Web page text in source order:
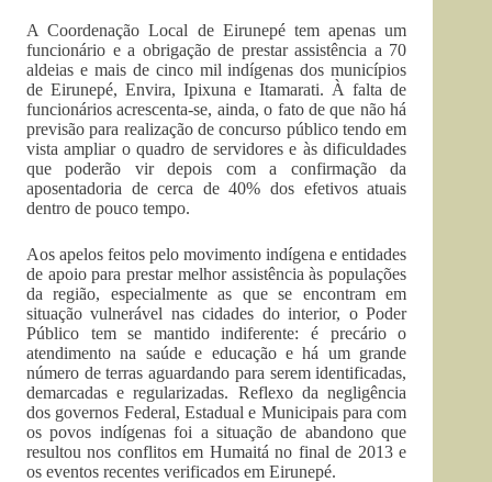
A Coordenação Local de Eirunepé tem apenas um
funcionário e a obrigação de prestar assistência a 70
aldeias e mais de cinco mil indígenas dos municípios
de Eirunepé, Envira, Ipixuna e Itamarati. À falta de
funcionários acrescenta-se, ainda, o fato de que não há
previsão para realização de concurso público tendo em
vista ampliar o quadro de servidores e às dificuldades
que poderão vir depois com a confirmação da
aposentadoria de cerca de 40% dos efetivos atuais
dentro de pouco tempo.
Aos apelos feitos pelo movimento indígena e entidades
de apoio para prestar melhor assistência às populações
da região, especialmente as que se encontram em
situação vulnerável nas cidades do interior, o Poder
Público tem se mantido indiferente: é precário o
atendimento na saúde e educação e há um grande
número de terras aguardando para serem identificadas,
demarcadas e regularizadas. Reflexo da negligência
dos governos Federal, Estadual e Municipais para com
os povos indígenas foi a situação de abandono que
resultou nos conflitos em Humaitá no final de 2013 e
os eventos recentes verificados em Eirunepé.